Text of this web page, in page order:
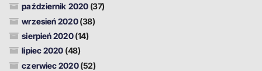
październik 2020(37)
wrzesień 2020(38)
sierpień 2020(14)
lipiec 2020 (48)
czerwiec 2020(52)